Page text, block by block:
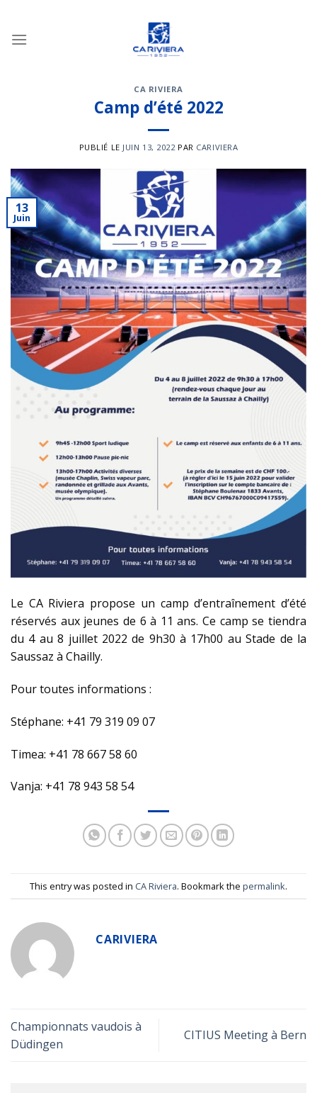
contenu
CA RIVIERA
Camp d’été 2022
PUBLIÉ LE JUIN 13, 2022 PAR CARIVIERA
13
Juin
Le CA Riviera propose un camp d’entraînement d’été
réservés aux jeunes de 6 à 11 ans. Ce camp se tiendra
du 4 au 8 juillet 2022 de 9h30 à 17h00 au Stade de la
Saussaz à Chailly.
Pour toutes informations :
Stéphane: +41 79 319 09 07
Timea: +41 78 667 58 60
Vanja: +41 78 943 58 54
This entry was posted in CA Riviera. Bookmark the permalink.
CARIVIERA
Championnats vaudois à
Düdingen
CITIUS Meeting à Bern